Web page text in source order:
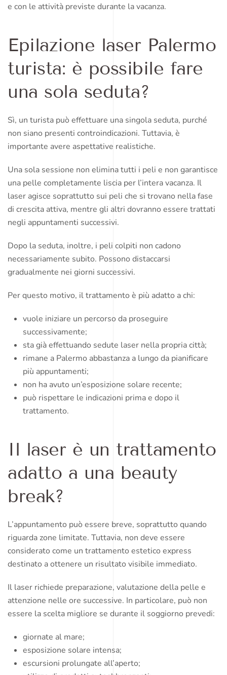
e con le attività previste durante la vacanza.
Epilazione laser Palermo
turista: è possibile fare
una sola seduta?
Sì, un turista può effettuare una singola seduta, purché
non siano presenti controindicazioni. Tuttavia, è
importante avere aspettative realistiche.
Una sola sessione non elimina tutti i peli e non garantisce
una pelle completamente liscia per l’intera vacanza. Il
laser agisce soprattutto sui peli che si trovano nella fase
di crescita attiva, mentre gli altri dovranno essere trattati
negli appuntamenti successivi.
Dopo la seduta, inoltre, i peli colpiti non cadono
necessariamente subito. Possono distaccarsi
gradualmente nei giorni successivi.
Per questo motivo, il trattamento è più adatto a chi:
vuole iniziare un percorso da proseguire
successivamente;
sta già effettuando sedute laser nella propria città;
rimane a Palermo abbastanza a lungo da pianificare
più appuntamenti;
non ha avuto un’esposizione solare recente;
può rispettare le indicazioni prima e dopo il
trattamento.
Il laser è un trattamento
adatto a una beauty
break?
L’appuntamento può essere breve, soprattutto quando
riguarda zone limitate. Tuttavia, non deve essere
considerato come un trattamento estetico express
destinato a ottenere un risultato visibile immediato.
Il laser richiede preparazione, valutazione della pelle e
attenzione nelle ore successive. In particolare, può non
essere la scelta migliore se durante il soggiorno prevedi:
giornate al mare;
esposizione solare intensa;
escursioni prolungate all’aperto;